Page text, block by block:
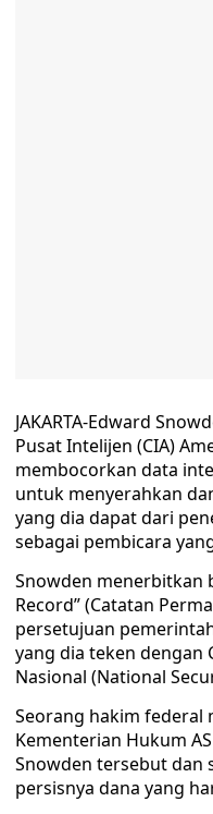
JAKARTA-Edward
Pusat Intelijen (CIA)
membocorkan data
untuk menyerahkan
yang dia dapat dari
sebagai pembicara
Snowden menerbitkan
Record” (Catatan
persetujuan
yang dia teken dengan
Nasional (National
Seorang hakim federal
Kementerian Hukum
Snowden tersebut dan
persisnya dana yang